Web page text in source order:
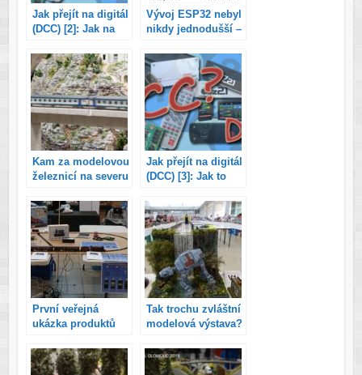
Jak přejít na digitál
(DCC) [2]: Jak na
Vývoj ESP32 nebyl
nikdy jednodušší –
M5Stack přináší
kompletní řešení i
s krabičkou a jako
bonus si můžete
zahrát Super
Maria!
Kam za modelovou
železnicí na severu
Jak přejít na digitál
(DCC) [3]: Jak to
rozjet lokomotivu?
První veřejná
ukázka produktů
ovládání z mobilu
a také Bradavický
Tak trochu zvláštní
modelová výstava?
naopak nebylo na
výstavě